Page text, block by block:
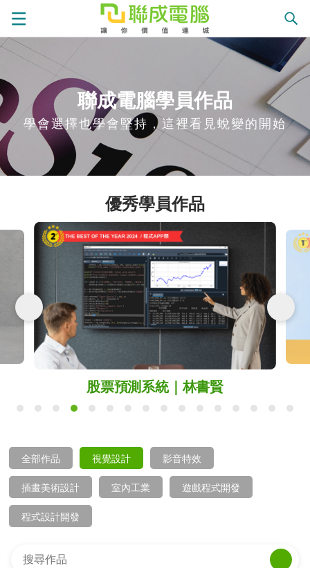
課
程
總
就
業
才
學
展
員
嚴
成
新
校
開
詢
連
結
聯成電腦學員作品
學會選擇也學會堅持，這裡看見蛻變的開始
優秀學員作品
股票預測系統｜林書賢
全部作品 視覺設計 影音特效
插畫美術設計 室內工業 遊戲程式開發
程式設計開發